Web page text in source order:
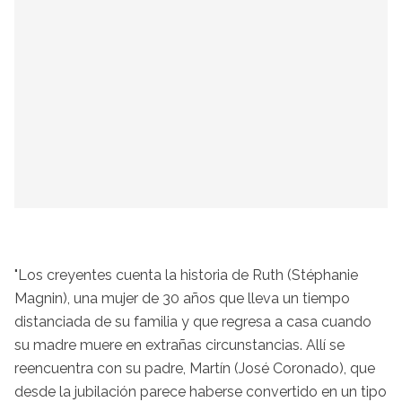
"Los creyentes cuenta la historia de Ruth (Stéphanie
Magnin), una mujer de 30 años que lleva un tiempo
distanciada de su familia y que regresa a casa cuando
su madre muere en extrañas circunstancias. Allí se
reencuentra con su padre, Martín (José Coronado), que
desde la jubilación parece haberse convertido en un tipo